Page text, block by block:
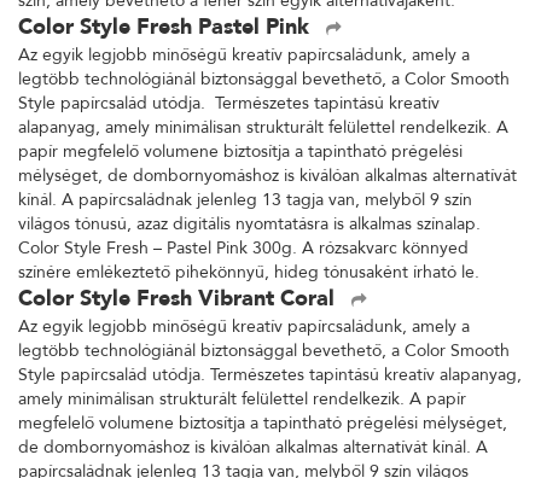
Color Style Fresh Pastel Pink
Az egyik legjobb minőségű kreatív papírcsaládunk, amely a
legtöbb technológiánál biztonsággal bevethető, a Color Smooth
Style papírcsalád utódja. Természetes tapintású kreatív
alapanyag, amely minimálisan strukturált felülettel rendelkezik. A
papír megfelelő volumene biztosítja a tapintható prégelési
mélységet, de dombornyomáshoz is kiválóan alkalmas alternatívát
kínál. A papírcsaládnak jelenleg 13 tagja van, melyből 9 szín
világos tónusú, azaz digitális nyomtatásra is alkalmas színalap.
Color Style Fresh – Pastel Pink 300g. A rózsakvarc könnyed
színére emlékeztető pihekönnyű, hideg tónusaként írható le.
Color Style Fresh Vibrant Coral
Az egyik legjobb minőségű kreatív papírcsaládunk, amely a
legtöbb technológiánál biztonsággal bevethető, a Color Smooth
Style papírcsalád utódja. Természetes tapintású kreatív alapanyag,
amely minimálisan strukturált felülettel rendelkezik. A papír
megfelelő volumene biztosítja a tapintható prégelési mélységet,
de dombornyomáshoz is kiválóan alkalmas alternatívát kínál. A
papírcsaládnak jelenleg 13 tagja van, melyből 9 szín világos